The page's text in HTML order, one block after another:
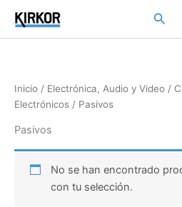
contenido
Inicio / Electrónica, Audio y Video /
Electrónicos / Pasivos
Pasivos
No se han encontrado
con tu selección.